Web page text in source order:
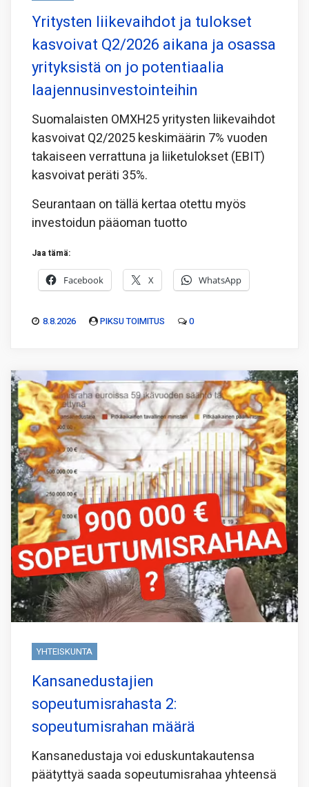
Yritysten liikevaihdot ja tulokset
kasvoivat Q2/2026 aikana ja osassa
yrityksistä on jo potentiaalia
laajennusinvestointeihin
Suomalaisten OMXH25 yritysten liikevaihdot
kasvoivat Q2/2025 keskimäärin 7% vuoden
takaiseen verrattuna ja liiketulokset (EBIT)
kasvoivat peräti 35%.
Seurantaan on tällä kertaa otettu myös
investoidun pääoman tuotto
Jaa tämä:
Facebook X WhatsApp
8.8.2026 PIKSU TOIMITUS 0
YHTEISKUNTA
Kansanedustajien
sopeutumisrahasta 2:
sopeutumisrahan määrä
Kansanedustaja voi eduskuntakautensa
päätyttyä saada sopeutumisrahaa yhteensä